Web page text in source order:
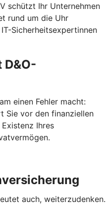
schützt Ihr Unternehmen
rund um die Uhr
Sicherheitsexpertinnen
einen Fehler macht:
Sie vor den finanziellen
Ihres
auch, weiterzudenken.